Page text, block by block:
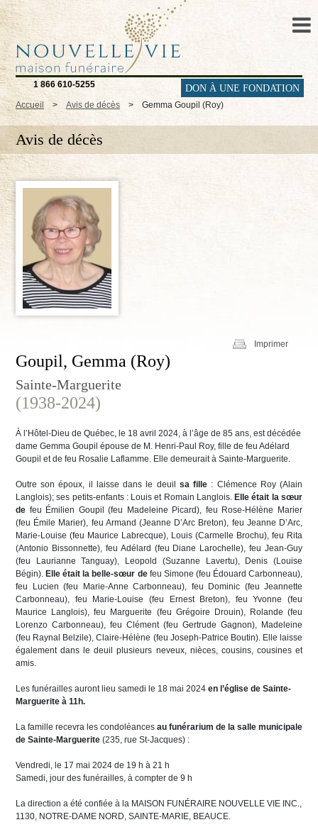
1 866 610-5255 DON À UNE FONDATION
Accueil > Avis de décès > Gemma Goupil (Roy)
Avis de décès
Imprimer
Goupil, Gemma (Roy)
Sainte-Marguerite
(1938-2024)
À l’Hôtel-Dieu de Québec, le 18 avril 2024, à l’âge de 85 ans, est décédée
dame Gemma Goupil épouse de M. Henri-Paul Roy, fille de feu Adélard
Goupil et de feu Rosalie Laflamme. Elle demeurait à Sainte-Marguerite.
Outre son époux, il laisse dans le deuil sa fille : Clémence Roy (Alain
Langlois); ses petits-enfants : Louis et Romain Langlois. Elle était la sœur
de feu Émilien Goupil (feu Madeleine Picard), feu Rose-Hélène Marier
(feu Émile Marier), feu Armand (Jeanne D’Arc Breton), feu Jeanne D’Arc,
Marie-Louise (feu Maurice Labrecque), Louis (Carmelle Brochu), feu Rita
(Antonio Bissonnette), feu Adélard (feu Diane Larochelle), feu Jean-Guy
(feu Laurianne Tanguay), Leopold (Suzanne Lavertu), Denis (Louise
Bégin). Elle était la belle-sœur defeu Simone (feu Édouard Carbonneau),
feu Lucien (feu Marie-Anne Carbonneau), feu Dominic (feu Jeannette
Carbonneau), feu Marie-Louise (feu Ernest Breton), feu Yvonne (feu
Maurice Langlois), feu Marguerite (feu Grégoire Drouin), Rolande (feu
Lorenzo Carbonneau), feu Clément (feu Gertrude Gagnon), Madeleine
(feu Raynal Belzile), Claire-Hélène (feu Joseph-Patrice Boutin). Elle laisse
également dans le deuil plusieurs neveux, nièces, cousins, cousines et
amis.
Les funérailles auront lieu samedi le 18 mai 2024 en l’église de Sainte-
Marguerite à 11h.
La famille recevra les condoléances au funérarium de la salle municipale
de Sainte-Marguerite (235, rue St-Jacques) :
Vendredi, le 17 mai 2024 de 19 h à 21 h
Samedi, jour des funérailles, à compter de 9 h
La direction a été confiée à la MAISON FUNÉRAIRE NOUVELLE VIE INC.,
1130, NOTRE-DAME NORD, SAINTE-MARIE, BEAUCE.